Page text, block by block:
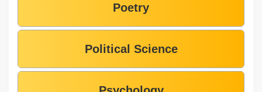
Poetry
Political Science